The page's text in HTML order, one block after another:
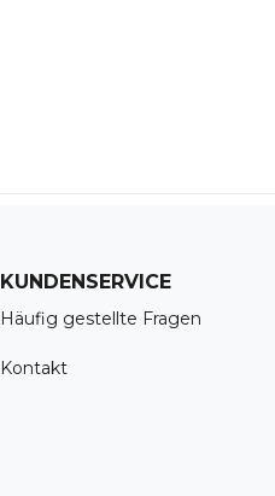
KUNDENSERVICE
Häufig gestellte Fragen
Kontakt